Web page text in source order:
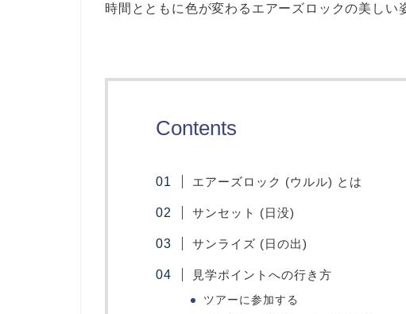
時間とともに色が変わるエアーズロックの美しい
Contents
エアーズロック (ウルル) とは
サンセット (日没)
サンライズ (日の出)
見学ポイントへの行き方
ツアーに参加する